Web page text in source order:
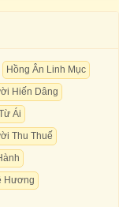
Hồng Ân Linh Mục
Hiến Dâng
Ái
Thu Thuế
Hương